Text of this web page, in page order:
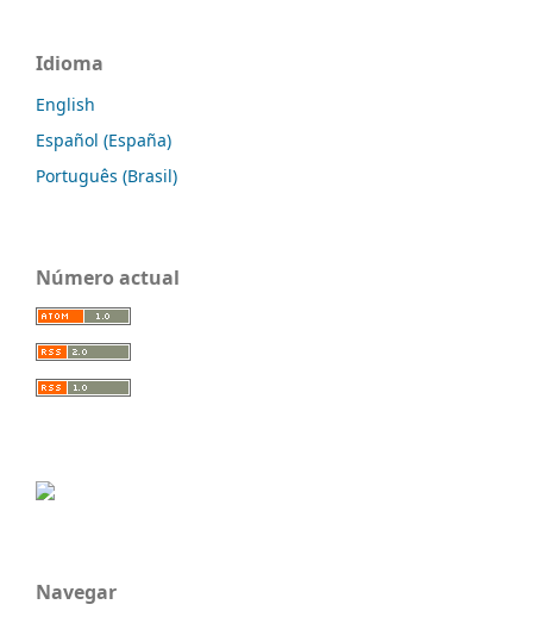
Idioma
English
Español (España)
Português (Brasil)
Número actual
Navegar